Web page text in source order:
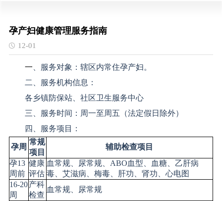
孕产妇健康管理服务指南
12-01
一 、服务对象：辖区内常住孕产妇。
二、服务机构信息：
各乡镇防保站、社区卫生服务中心
三、服务时间：周一至周五（法定假日除外）
四、服务项目：
孕周
常规
项目
辅助检查项目
孕13
周前
健康
评估
血常规、尿常规、ABO血型、血糖、乙肝病
毒、艾滋病、梅毒、肝功、肾功、心电图
16-20
周
产科
检查
血常规、尿常规